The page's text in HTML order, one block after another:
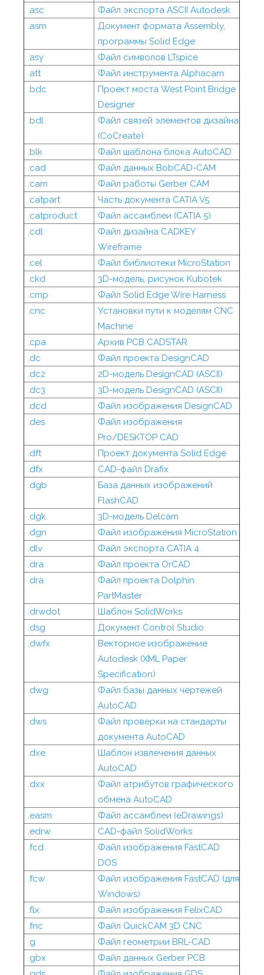
.asc
Файл экспорта ASCII Autodesk
.asm
Документ формата Assembly,
программы Solid Edge
.asy
Файл символов LTspice
.att
Файл инструмента Alphacam
.bdc
Проект моста West Point Bridge
Designer
.bdl
Файл связей элементов дизайна
(CoCreate)
.blk
Файл шаблона блока AutoCAD
.cad
Файл данных BobCAD-CAM
.cam
Файл работы Gerber CAM
.catpart
Часть документа CATIA V5
.catproduct
Файл ассамблеи (CATIA 5)
.cdl
Файл дизайна CADKEY
Wireframe
.cel
Файл библиотеки MicroStation
.ckd
3D-модель, рисунок Kubotek
.cmp
Файл Solid Edge Wire Harness
.cnc
Установки пути к моделям CNC
Machine
.cpa
Архив PCB CADSTAR
.dc
Файл проекта DesignCAD
.dc2
2D-модель DesignCAD (ASCII)
.dc3
3D-модель DesignCAD (ASCII)
.dcd
Файл изображения DesignCAD
.des
Файл изображения
Pro/DESKTOP CAD
.dft
Проект документа Solid Edge
.dfx
CAD-файл Drafix
.dgb
База данных изображений
FlashCAD
.dgk
3D-модель Delcam
.dgn
Файл изображения MicroStation
.dlv
Файл экспорта CATIA 4
.dra
Файл проекта OrCAD
.dra
Файл проекта Dolphin
PartMaster
.drwdot
Шаблон SolidWorks
.dsg
Документ Control Studio
.dwfx
Векторное изображение
Autodesk (XML Paper
Specification)
.dwg
Файл базы данных чертежей
AutoCAD
.dws
Файл проверки на стандарты
документа AutoCAD
.dxe
Шаблон извлечения данных
AutoCAD
.dxx
Файл атрибутов графического
обмена AutoCAD
.easm
Файл ассамблеи (eDrawings)
.edrw
CAD-файл SolidWorks
.fcd
Файл изображения FastCAD
DOS
.fcw
Файл изображения FastCAD (для
Windows)
.flx
Файл изображения FelixCAD
.fnc
Файл QuickCAM 3D CNC
.g
Файл геометрии BRL-CAD
.gbx
Файл данных Gerber PCB